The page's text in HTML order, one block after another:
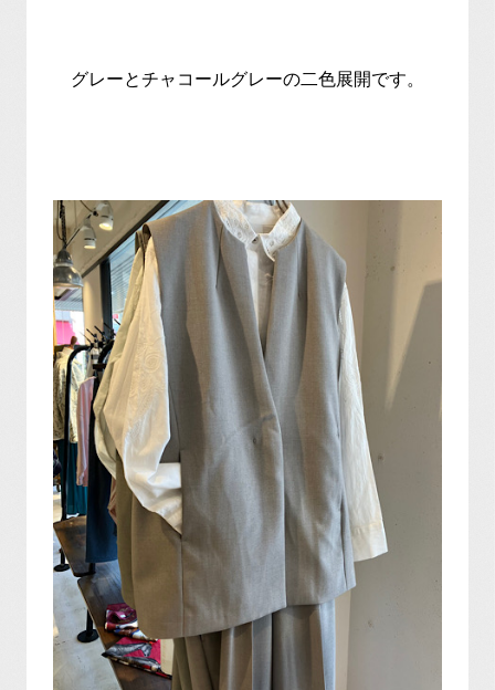
グレーとチャコールグレーの二色展開です。